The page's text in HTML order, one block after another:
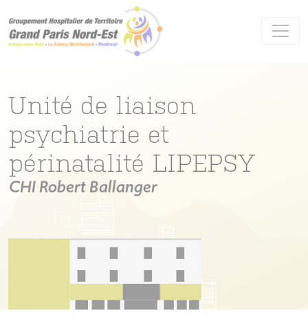
Unité de liaison
psychiatrie et
périnatalité LIPEPSY
CHI Robert Ballanger
Panneau de gestion des cookies